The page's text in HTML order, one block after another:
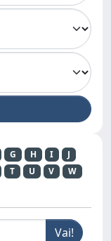
G H I
J
T U V
W